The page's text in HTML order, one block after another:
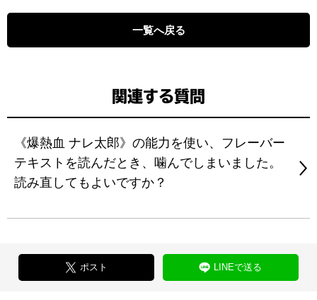
一覧へ戻る
関連する質問
《爆熱血 ナレ太郎》の能力を使い、フレーバー
テキストを読んだとき、噛んでしまいました。
読み直してもよいですか？
ポスト LINEで送る